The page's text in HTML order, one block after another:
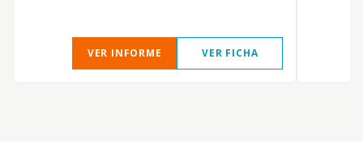
VER INFORME VER FICHA